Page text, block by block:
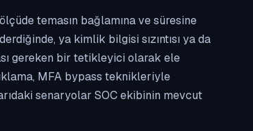
temasın bağlamına ve süresine
ya kimlik bilgisi sızıntısı ya da
gereken bir tetikleyici olarak ele
MFA bypass teknikleriyle
senaryolar SOC ekibinin mevcut